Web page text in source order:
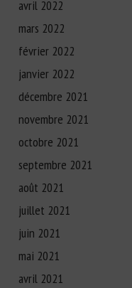
avril 2022
mars 2022
février 2022
janvier 2022
décembre 2021
novembre 2021
octobre 2021
septembre 2021
août 2021
juillet 2021
juin 2021
mai 2021
avril 2021